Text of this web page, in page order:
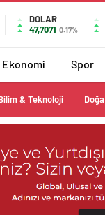
DOLAR
47,7071 0.17%
Ekonomi Spor
& Teknoloji Doğa